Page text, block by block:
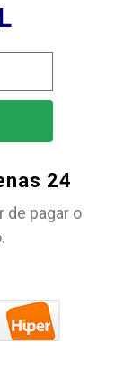
24
de pagar o